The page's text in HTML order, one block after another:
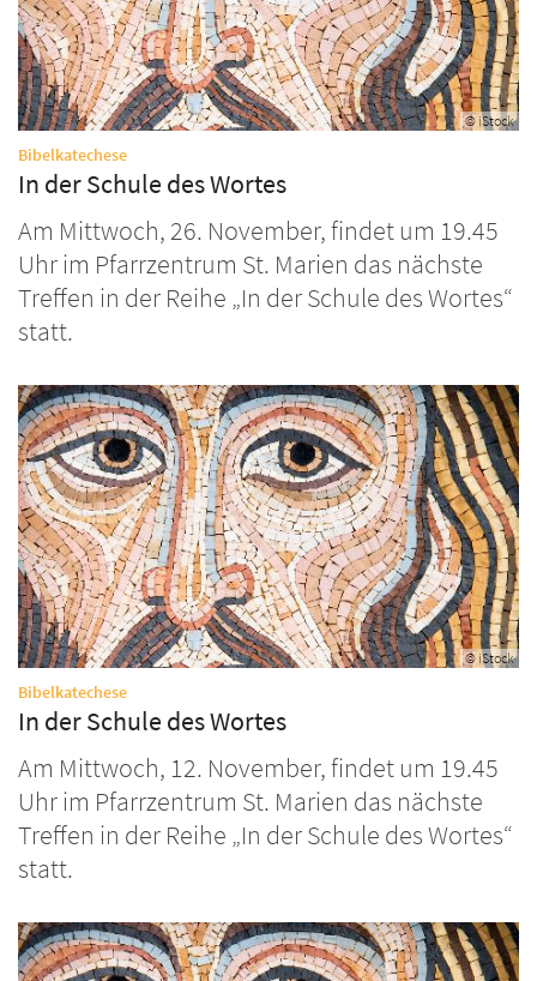
© iStock
Bibelkatechese:
In der Schule des Wortes
Am Mittwoch, 26. November, findet um 19.45
Uhr im Pfarrzentrum St. Marien das nächste
Treffen in der Reihe „In der Schule des Wortes“
statt.
© iStock
Bibelkatechese:
In der Schule des Wortes
Am Mittwoch, 12. November, findet um 19.45
Uhr im Pfarrzentrum St. Marien das nächste
Treffen in der Reihe „In der Schule des Wortes“
statt.